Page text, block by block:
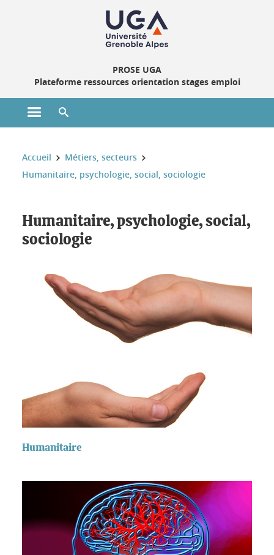
PROSE UGA
Plateforme ressources orientation stages emploi
Ouvrir le menu principal
Vous êtes ici :
Accueil
Métiers, secteurs
Humanitaire, psychologie, social, sociologie
Humanitaire, psychologie, social, sociologie
Humanitaire, psychologie, social,
sociologie
Humanitaire